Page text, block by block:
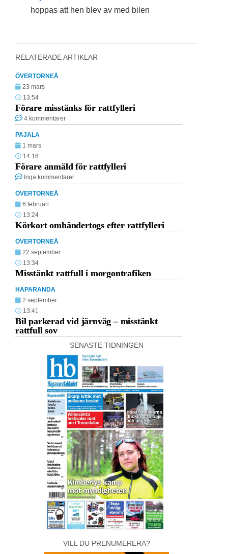
hoppas att hen blev av med bilen
RELATERADE ARTIKLAR
ÖVERTORNEÅ
23 mars
13:54
Förare misstänks för rattfylleri
4 kommentarer
PAJALA
1 mars
14:16
Förare anmäld för rattfylleri
Inga kommentarer
ÖVERTORNEÅ
6 februari
13:24
Körkort omhändertogs efter rattfylleri
ÖVERTORNEÅ
22 september
13:34
Misstänkt rattfull i morgontrafiken
HAPARANDA
2 september
13:41
Bil parkerad vid järnväg – misstänkt
rattfull sov
SENASTE TIDNINGEN
VILL DU PRENUMERERA?